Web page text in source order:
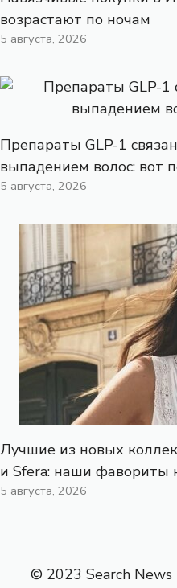
возрастают по ночам
5 августа, 2026
Препараты GLP-1
выпадением волос: вот
5 августа, 2026
Лучшие из новых
и Sfera: наши фавориты
5 августа, 2026
© 2023 Search News